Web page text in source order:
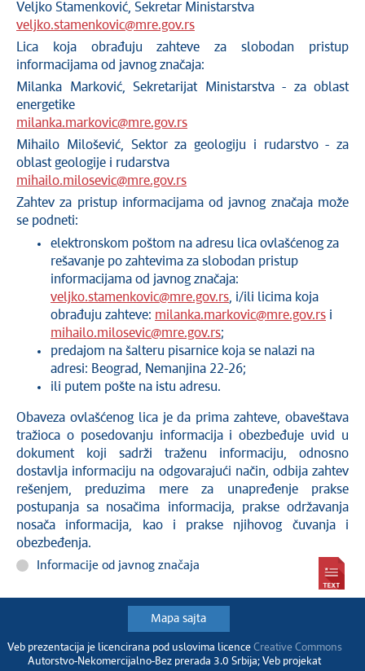
Veljko Stamenković, Sekretar Ministarstva
veljko.stamenkovic@mre.gov.rs
Lica koja obrađuju zahteve za slobodan pristup
informacijama od javnog značaja:
Milanka Marković, Sekretarijat Ministarstva - za oblast
energetike
milanka.markovic@mre.gov.rs
Mihailo Milošević, Sektor za geologiju i rudarstvo - za
oblast geologije i rudarstva
mihailo.milosevic@mre.gov.rs
Zahtev za pristup informacijama od javnog značaja može
se podneti:
elektronskom poštom na adresu lica ovlašćenog za
rešavanje po zahtevima za slobodan pristup
informacijama od javnog značaja:
veljko.stamenkovic@mre.gov.rs , i/ili licima koja
obrađuju zahteve: milanka.markovic@mre.gov.rs i
mihailo.milosevic@mre.gov.rs;
predajom na šalteru pisarnice koja se nalazi na
adresi: Beograd, Nemanjina 22-26;
ili putem pošte na istu adresu.
Obaveza ovlašćenog lica je da prima zahteve, obaveštava
tražioca o posedovanju informacija i obezbeđuje uvid u
dokument koji sadrži traženu informaciju, odnosno
dostavlja informaciju na odgovarajući način, odbija zahtev
rešenjem, preduzima mere za unapređenje prakse
postupanja sa nosačima informacija, prakse održavanja
nosača informacija, kao i prakse njihovog čuvanja i
obezbeđenja.
Informacije od javnog značaja
Mapa sajta
Veb prezentacija je licencirana pod uslovima licence Creative Commons
Autorstvo-Nekomercijalno-Bez prerada 3.0 Srbija; Veb projekat